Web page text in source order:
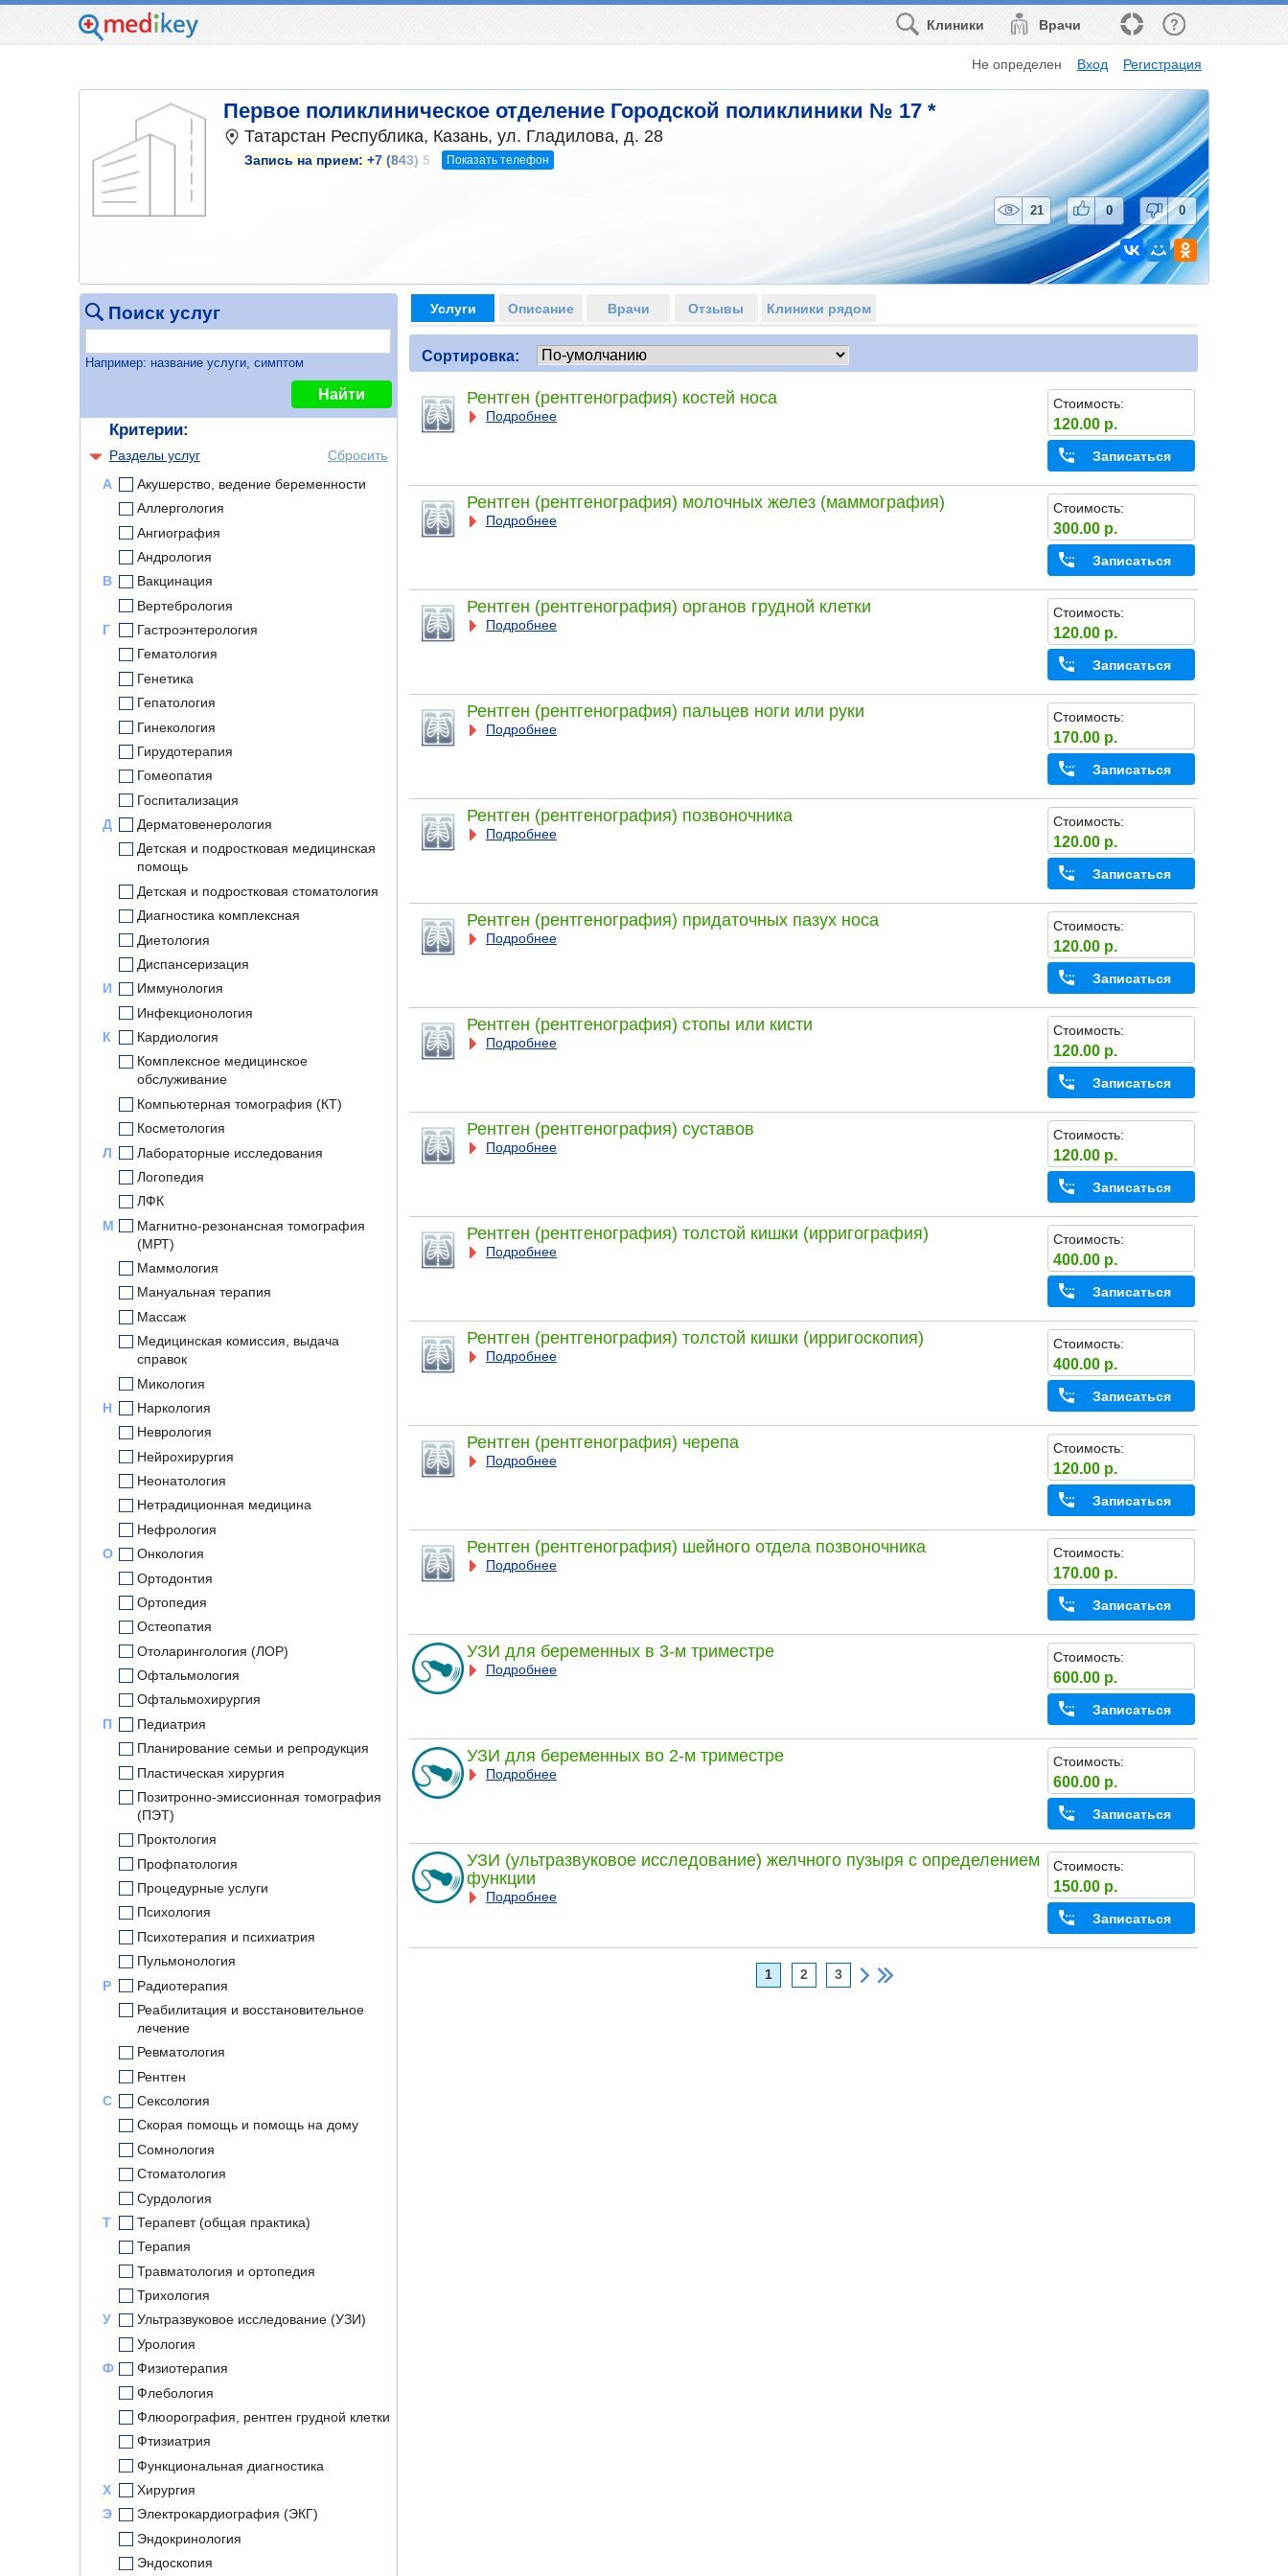
Врачи
Клиники
Не определен Вход Регистрация
Первое поликлиническое отделение Городской поликлиники № 17 *
Татарстан Республика, Казань, ул. Гладилова, д. 28
Запись на прием: +7 (843) 5 Показать телефон
21 0 0
Поиск услуг
Например: название услуги, симптом
Найти
Критерии:
Разделы услуг
Сбросить
А
Акушерство, ведение беременности
Аллергология
Ангиография
Андрология
В
Вакцинация
Вертебрология
Г
Гастроэнтерология
Гематология
Генетика
Гепатология
Гинекология
Гирудотерапия
Гомеопатия
Госпитализация
Д
Дерматовенерология
Детская и подростковая медицинская
помощь
Детская и подростковая стоматология
Диагностика комплексная
Диетология
Диспансеризация
И
Иммунология
Инфекционология
К
Кардиология
Комплексное медицинское
обслуживание
Компьютерная томография (КТ)
Косметология
Л
Лабораторные исследования
Логопедия
ЛФК
М
Магнитно-резонансная томография
(МРТ)
Маммология
Мануальная терапия
Массаж
Медицинская комиссия, выдача
справок
Микология
Н
Наркология
Неврология
Нейрохирургия
Неонатология
Нетрадиционная медицина
Нефрология
О
Онкология
Ортодонтия
Ортопедия
Остеопатия
Отоларингология (ЛОР)
Офтальмология
Офтальмохирургия
П
Педиатрия
Планирование семьи и репродукция
Пластическая хирургия
Позитронно-эмиссионная томография
(ПЭТ)
Проктология
Профпатология
Процедурные услуги
Психология
Психотерапия и психиатрия
Пульмонология
Р
Радиотерапия
Реабилитация и восстановительное
лечение
Ревматология
Рентген
С
Сексология
Скорая помощь и помощь на дому
Сомнология
Стоматология
Сурдология
Т
Терапевт (общая практика)
Терапия
Травматология и ортопедия
Трихология
У
Ультразвуковое исследование (УЗИ)
Урология
Ф
Физиотерапия
Флебология
Флюорография, рентген грудной клетки
Фтизиатрия
Функциональная диагностика
Х
Хирургия
Э
Электрокардиография (ЭКГ)
Эндокринология
Эндоскопия
Услуги Описание Врачи Отзывы Клиники рядом
Сортировка:
Рентген (рентгенография) костей носа
Подробнее
Стоимость:
120.00 р.
Записаться
Рентген (рентгенография) молочных желез (маммография)
Подробнее
Стоимость:
300.00 р.
Записаться
Рентген (рентгенография) органов грудной клетки
Подробнее
Стоимость:
120.00 р.
Записаться
Рентген (рентгенография) пальцев ноги или руки
Подробнее
Стоимость:
170.00 р.
Записаться
Рентген (рентгенография) позвоночника
Подробнее
Стоимость:
120.00 р.
Записаться
Рентген (рентгенография) придаточных пазух носа
Подробнее
Стоимость:
120.00 р.
Записаться
Рентген (рентгенография) стопы или кисти
Подробнее
Стоимость:
120.00 р.
Записаться
Рентген (рентгенография) суставов
Подробнее
Стоимость:
120.00 р.
Записаться
Рентген (рентгенография) толстой кишки (ирригография)
Подробнее
Стоимость:
400.00 р.
Записаться
Рентген (рентгенография) толстой кишки (ирригоскопия)
Подробнее
Стоимость:
400.00 р.
Записаться
Рентген (рентгенография) черепа
Подробнее
Стоимость:
120.00 р.
Записаться
Рентген (рентгенография) шейного отдела позвоночника
Подробнее
Стоимость:
170.00 р.
Записаться
УЗИ для беременных в 3-м триместре
Подробнее
Стоимость:
600.00 р.
Записаться
УЗИ для беременных во 2-м триместре
Подробнее
Стоимость:
600.00 р.
Записаться
УЗИ (ультразвуковое исследование) желчного пузыря с определением
функции
Подробнее
Стоимость:
150.00 р.
Записаться
1 2 3